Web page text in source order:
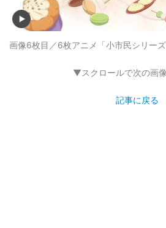
画像6枚目／6枚アニメ「小市民シリー
▼スクロールで次の画
記事に戻る